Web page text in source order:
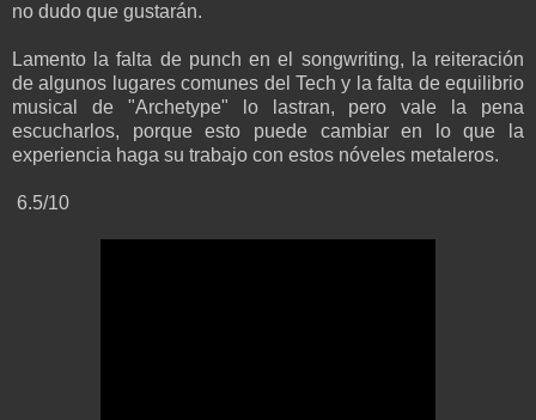
no dudo que gustarán.
Lamento la falta de punch en el songwriting, la reiteración
de algunos lugares comunes del Tech y la falta de equilibrio
musical de "Archetype" lo lastran, pero vale la pena
escucharlos, porque esto puede cambiar en lo que la
experiencia haga su trabajo con estos nóveles metaleros.
6.5/10